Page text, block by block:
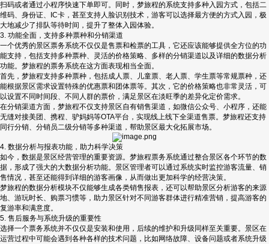
扫码或者通过小程序快速下单即可。同时，梦旅程的系统支持多种入园方式，包括二
维码、身份证、IC卡，甚至支持人脸识别技术，游客可以选择最方便的方式入园，极
大地减少了排队等待时间，提升了整体入园体验。
3. 功能全面，支持多种票种和分销渠道
一个优秀的景区票务系统不仅仅是售票和检票的工具，它还应该能够提供全方位的功
能支持，包括支持多种票种、灵活的价格策略、多样的分销渠道以及详细的数据分析
功能。梦旅程的票务系统在这方面表现相当全面。
首先，梦旅程支持多种票种，包括成人票、儿童票、老人票、学生票等常规票种，还
能根据景区需求设置特殊的优惠票和团体票等。其次，它的价格策略也非常灵活，可
以设置不同时间段、不同人群的票价，满足景区在淡旺季的差异化定价需求。
在分销渠道方面，梦旅程不仅支持景区自有销售渠道，如微信公众号、小程序，还能
无缝对接美团、携程、驴妈妈等OTA平台，实现线上线下全渠道售票。梦旅程还支持
同行分销、分销员二级分销等多种渠道，帮助景区最大化拓展市场。
4. 数据分析与报表功能，助力科学决策
如今，数据是景区经营管理的重要资源。梦旅程票务系统通过整合景区各个环节的数
据，形成了强大的大数据分析功能。景区管理者可以通过系统实时监控游客流量、销
售情况，甚至还能得到详细的游客画像，从而做出更加科学的经营决策。
梦旅程的数据分析模块不仅能够生成各类销售报表，还可以帮助景区分析游客的来源
地、游玩时长、购票习惯等，助力景区针对不同游客群体进行精准营销，提高游客的
复游率和满意度。
5. 售后服务与系统升级的重要性
选择一个票务系统并不仅仅是安装和使用，后续的维护和升级同样至关重要。景区在
运营过程中可能会遇到各种各样的技术问题，比如网络故障、设备问题或者系统升级